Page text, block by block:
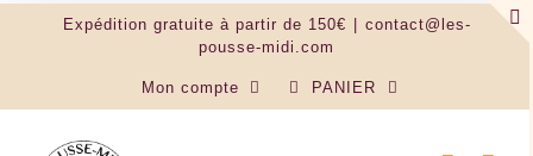
Expédition gratuite à partir de 150€
contact@les-
pousse-midi.com
Mon compte PANIER